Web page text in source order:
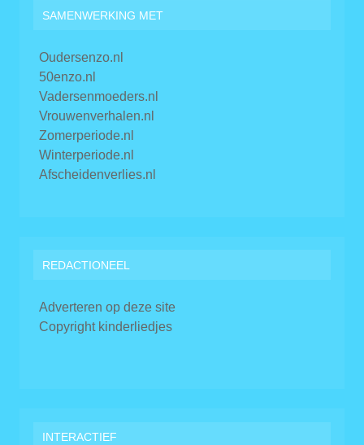
SAMENWERKING MET
Oudersenzo.nl
50enzo.nl
Vadersenmoeders.nl
Vrouwenverhalen.nl
Zomerperiode.nl
Winterperiode.nl
Afscheidenverlies.nl
REDACTIONEEL
Adverteren op deze site
Copyright kinderliedjes
INTERACTIEF